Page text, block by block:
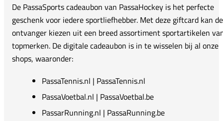
De PassaSports cadeaubon van PassaHockey is het perfecte
geschenk voor iedere sportliefhebber. Met deze giftcard kan de
ontvanger kiezen uit een breed assortiment sportartikelen
topmerken. De digitale cadeaubon is in te wisselen bij al onze
shops, waaronder:
PassaTennis.nl | PassaTennis.nl
PassaVoetbal.nl | PassaVoetbal.be
PassarRunning.nl | PassaRunning.be